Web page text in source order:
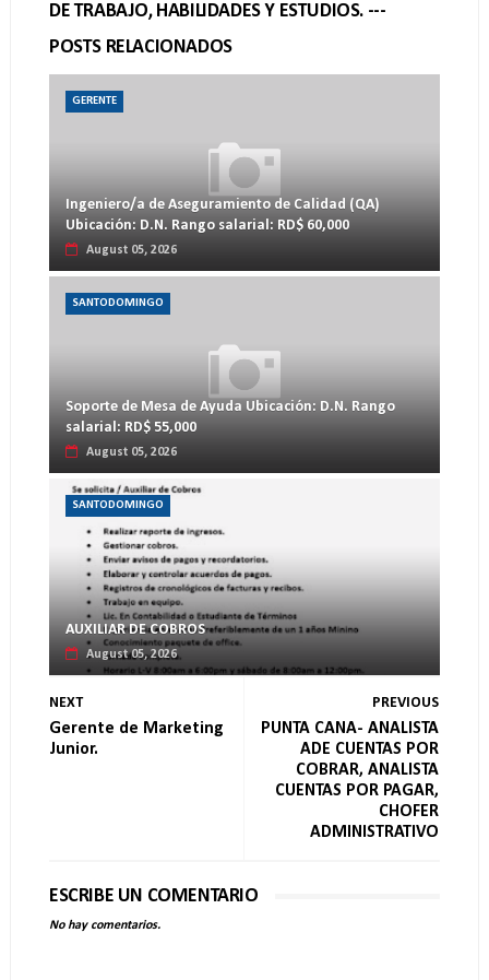
DE TRABAJO, HABILIDADES Y ESTUDIOS. ---
POSTS RELACIONADOS
GERENTE
Ingeniero/a de Aseguramiento de Calidad (QA)
Ubicación: D.N. Rango salarial: RD$ 60,000
August 05, 2026
SANTODOMINGO
Soporte de Mesa de Ayuda Ubicación: D.N. Rango
salarial: RD$ 55,000
August 05, 2026
SANTODOMINGO
AUXILIAR DE COBROS
August 05, 2026
NEXT
Gerente de Marketing
Junior.
PREVIOUS
PUNTA CANA- ANALISTA
ADE CUENTAS POR
COBRAR, ANALISTA
CUENTAS POR PAGAR,
CHOFER
ADMINISTRATIVO
ESCRIBE UN COMENTARIO
No hay comentarios.